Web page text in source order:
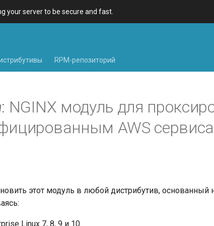
your server to be secure and fast.
RPM-репозиторий
: NGINX модуль для
AWS
этот модуль в любой дистрибутив, основанный
Linux 7, 8, 9 и 10